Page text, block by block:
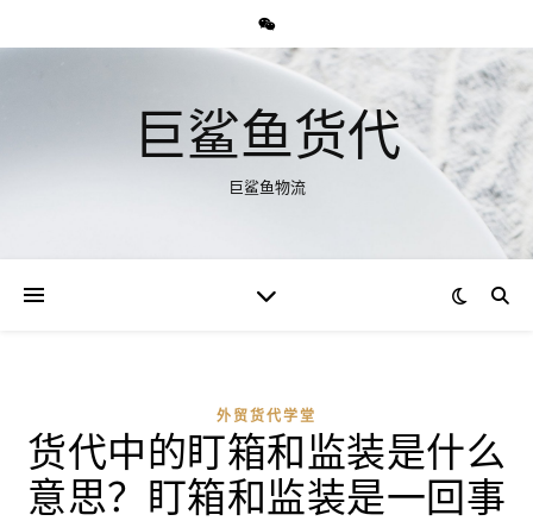
巨鲨鱼货代
巨鲨鱼物流
外贸货代学堂
货代中的盯箱和监装是什么
意思？盯箱和监装是一回事